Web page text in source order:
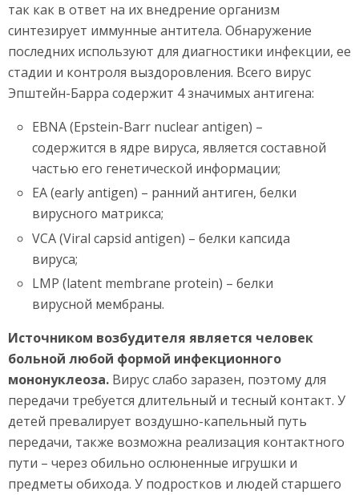
так как в ответ на их внедрение организм
синтезирует иммунные антитела. Обнаружение
последних используют для диагностики инфекции, ее
стадии и контроля выздоровления. Всего вирус
Эпштейн-Барра содержит 4 значимых антигена:
EBNA (Epstein-Barr nuclear antigen) –
содержится в ядре вируса, является составной
частью его генетической информации;
EA (early antigen) – ранний антиген, белки
вирусного матрикса;
VCA (Viral capsid antigen) – белки капсида
вируса;
LMP (latent membrane protein) – белки
вирусной мембраны.
Источником возбудителя является человек
больной любой формой инфекционного
мононуклеоза. Вирус слабо заразен, поэтому для
передачи требуется длительный и тесный контакт. У
детей превалирует воздушно-капельный путь
передачи, также возможна реализация контактного
пути – через обильно ослюненные игрушки и
предметы обихода. У подростков и людей старшего